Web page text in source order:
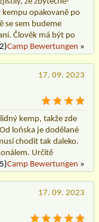
opakovaně po
se sem budeme
Člověk má být po
Camp Bewertungen »
17. 09. 2023
kemp, takže zde
loňska je dodělané
chodit tak daleko.
Určitě
Camp Bewertungen »
17. 09. 2023